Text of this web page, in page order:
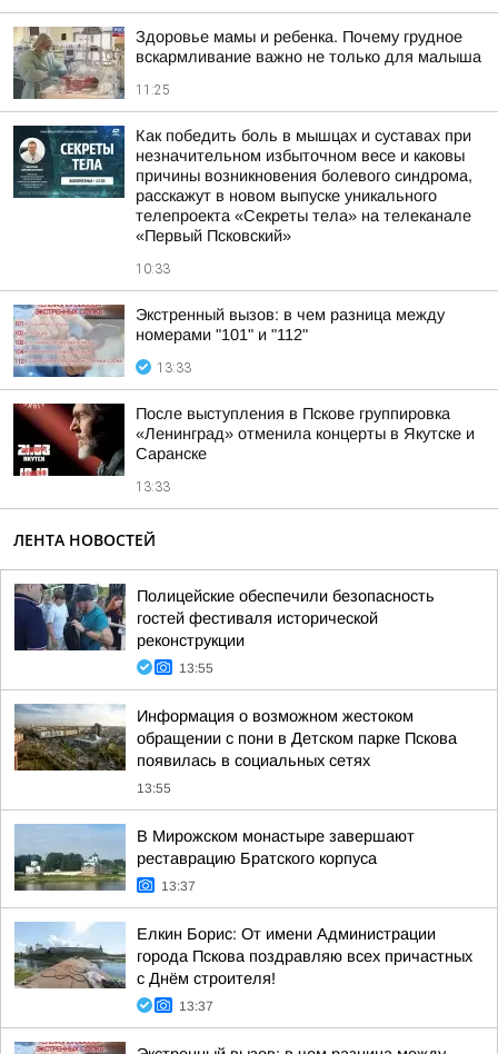
Здоровье мамы и ребенка. Почему грудное
вскармливание важно не только для малыша
11:25
Как победить боль в мышцах и суставах при
незначительном избыточном весе и каковы
причины возникновения болевого синдрома,
расскажут в новом выпуске уникального
телепроекта «Секреты тела» на телеканале
«Первый Псковский»
10:33
Экстренный вызов: в чем разница между
номерами "101" и "112"
13:33
После выступления в Пскове группировка
«Ленинград» отменила концерты в Якутске и
Саранске
13:33
ЛЕНТА НОВОСТЕЙ
Полицейские обеспечили безопасность
гостей фестиваля исторической
реконструкции
13:55
Информация о возможном жестоком
обращении с пони в Детском парке Пскова
появилась в социальных сетях
13:55
В Мирожском монастыре завершают
реставрацию Братского корпуса
13:37
Елкин Борис: От имени Администрации
города Пскова поздравляю всех причастных
с Днём строителя!
13:37